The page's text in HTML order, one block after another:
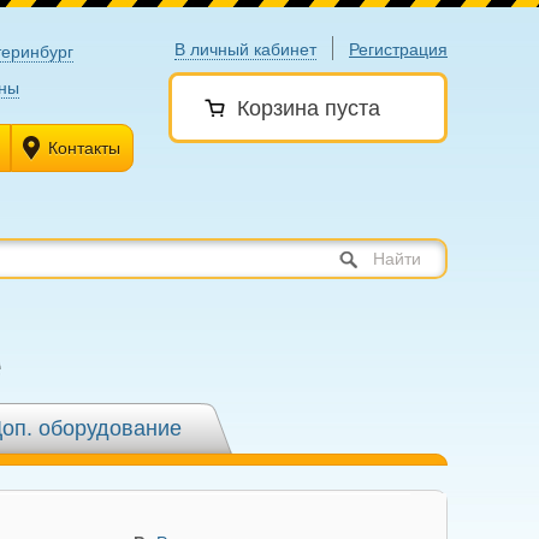
В личный кабинет Регистрация
Корзина пуста
Контакты
Найти
оборудование